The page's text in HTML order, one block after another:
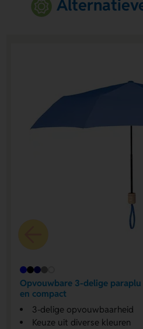
Opvouwbare 3-delige paraplu
en compact
3-delige opvouwbaarheid
Keuze uit diverse kleuren